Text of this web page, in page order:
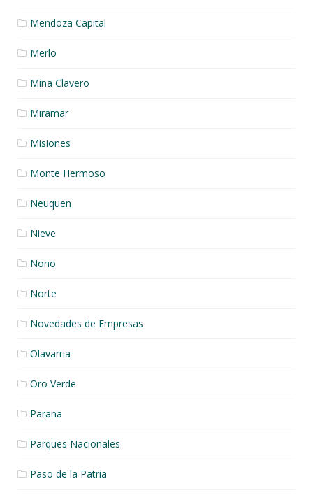
Mendoza Capital
Merlo
Mina Clavero
Miramar
Misiones
Monte Hermoso
Neuquen
Nieve
Nono
Norte
Novedades de Empresas
Olavarria
Oro Verde
Parana
Parques Nacionales
Paso de la Patria